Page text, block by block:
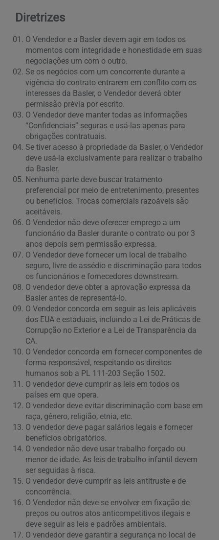
Diretrizes
O Vendedor e a Basler devem agir em todos os
momentos com integridade e honestidade em suas
negociações um com o outro.
Se os negócios com um concorrente durante a
vigência do contrato entrarem em conflito com os
interesses da Basler, o Vendedor deverá obter
permissão prévia por escrito.
O Vendedor deve manter todas as informações
“Confidenciais” seguras e usá-las apenas para
obrigações contratuais.
Se tiver acesso à propriedade da Basler, o Vendedor
deve usá-la exclusivamente para realizar o trabalho
da Basler.
Nenhuma parte deve buscar tratamento
preferencial por meio de entretenimento, presentes
ou benefícios. Trocas comerciais razoáveis são
aceitáveis.
O Vendedor não deve oferecer emprego a um
funcionário da Basler durante o contrato ou por 3
anos depois sem permissão expressa.
O Vendedor deve fornecer um local de trabalho
seguro, livre de assédio e discriminação para todos
os funcionários e fornecedores downstream.
O vendedor deve obter a aprovação expressa da
Basler antes de representá-lo.
O Vendedor concorda em seguir as leis aplicáveis
dos EUA e estaduais, incluindo a Lei de Práticas de
Corrupção no Exterior e a Lei de Transparência da
CA.
O Vendedor concorda em fornecer componentes de
forma responsável, respeitando os direitos
humanos sob a PL 111-203 Seção 1502.
O vendedor deve cumprir as leis em todos os
países em que opera.
O vendedor deve evitar discriminação com base em
raça, gênero, religião, etnia, etc.
O vendedor deve pagar salários legais e fornecer
benefícios obrigatórios.
O vendedor não deve usar trabalho forçado ou
menor de idade. As leis de trabalho infantil devem
ser seguidas à risca.
O vendedor deve cumprir as leis antitruste e de
concorrência.
O Vendedor não deve se envolver em fixação de
preços ou outros atos anticompetitivos ilegais e
deve seguir as leis e padrões ambientais.
O vendedor deve garantir a segurança no local de